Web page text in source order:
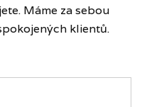
Máme za sebou
klientů.